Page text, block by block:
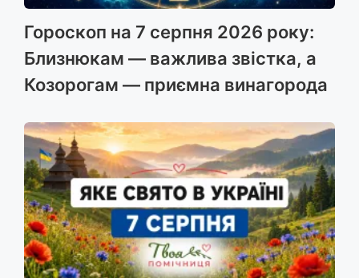
Гороскоп на 7 серпня 2026 року:
Близнюкам — важлива звістка, а
Козорогам — приємна винагорода